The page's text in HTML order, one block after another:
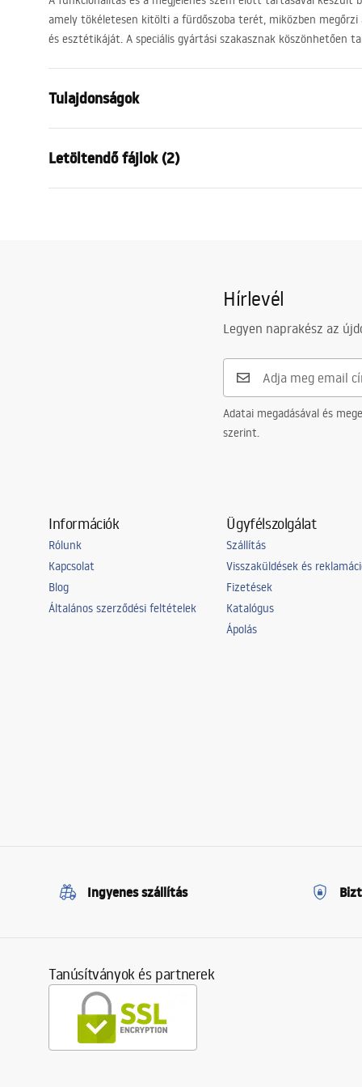
amely tökéletesen kitölti a fürdőszoba terét, miközben
és esztétikáját. A speciális gyártási szakasznak köszönhetően
Tulajdonságok
Felszerelés
Kifolyócső típusa
Fix
Letöltendő fájlok (2)
Hírlevél
Legyen naprakész az
Adatai megadásával és
szerint.
Információk
Rólunk
Kapcsolat
Blog
Általános szerződési feltételek
Ügyfélszolgálat
Szállítás
Visszaküldések és
Fizetések
Katalógus
Ápolás
Ingyenes szállítás
Tanúsítványok és partnerek